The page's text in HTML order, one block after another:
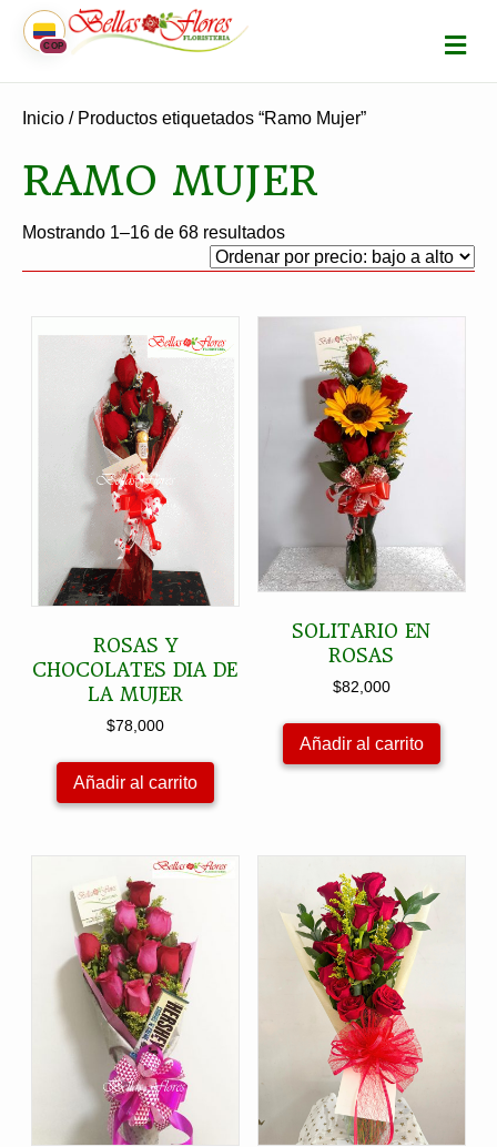
COP M
E
N
Inicio / Productos etiquetados “Ramo Mujer”
RAMO MUJER
Mostrando 1–16 de 68 resultadosOrdenado
por
ROSAS Y
CHOCOLATES DIA DE
LA MUJER
$78,000
Añadir al carrito
SOLITARIO EN
ROSAS
$82,000
Añadir al carrito